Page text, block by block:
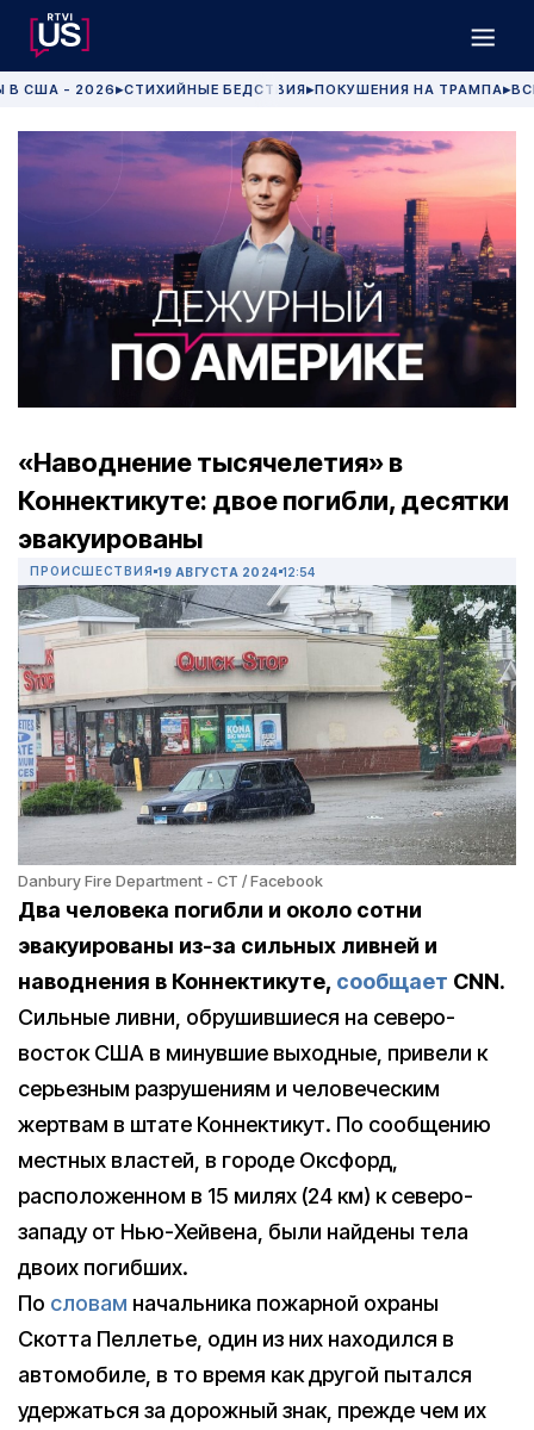
В США - 2026 ▶СТИХИЙНЫЕ БЕДСТВИЯ▶ПОКУШЕНИЯ НА ТРАМПА▶
«Наводнение тысячелетия» в
Коннектикуте: двое погибли, десятки
эвакуированы
ПРОИСШЕСТВИЯ 19 АВГУСТА 2024 12:54
Danbury Fire Department - CT / Facebook
Два человека погибли и около сотни
эвакуированы из-за сильных ливней и
наводнения в Коннектикуте, сообщает CNN.
Сильные ливни, обрушившиеся на северо-
восток США в минувшие выходные, привели к
серьезным разрушениям и человеческим
жертвам в штате Коннектикут. По сообщению
местных властей, в городе Оксфорд,
расположенном в 15 милях (24 км) к северо-
западу от Нью-Хейвена, были найдены тела
двоих погибших.
По словам начальника пожарной охраны
Скотта Пеллетье, один из них находился в
автомобиле, в то время как другой пытался
удержаться за дорожный знак, прежде чем их